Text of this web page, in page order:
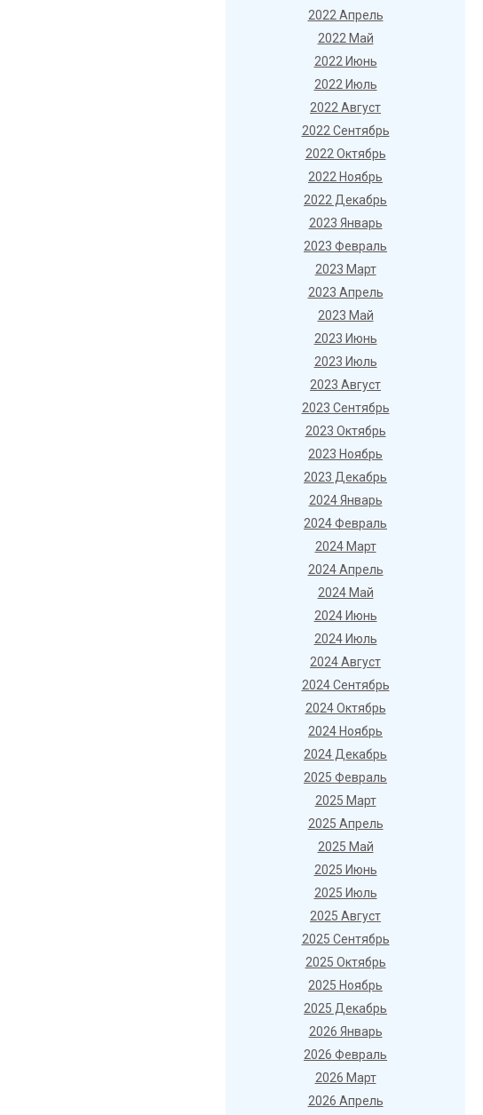
2022 Апрель
2022 Май
2022 Июнь
2022 Июль
2022 Август
2022 Сентябрь
2022 Октябрь
2022 Ноябрь
2022 Декабрь
2023 Январь
2023 Февраль
2023 Март
2023 Апрель
2023 Май
2023 Июнь
2023 Июль
2023 Август
2023 Сентябрь
2023 Октябрь
2023 Ноябрь
2023 Декабрь
2024 Январь
2024 Февраль
2024 Март
2024 Апрель
2024 Май
2024 Июнь
2024 Июль
2024 Август
2024 Сентябрь
2024 Октябрь
2024 Ноябрь
2024 Декабрь
2025 Февраль
2025 Март
2025 Апрель
2025 Май
2025 Июнь
2025 Июль
2025 Август
2025 Сентябрь
2025 Октябрь
2025 Ноябрь
2025 Декабрь
2026 Январь
2026 Февраль
2026 Март
2026 Апрель